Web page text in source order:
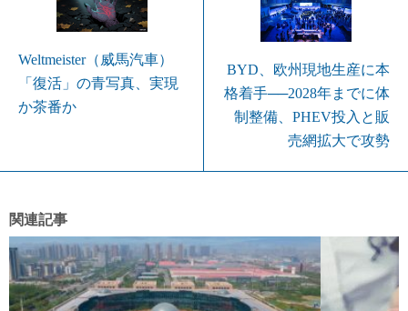
Weltmeister（威馬汽車）
「復活」の青写真、実現
か茶番か
BYD、欧州現地生産に本
格着手──2028年までに体
制整備、PHEV投入と販
売網拡大で攻勢
関連記事